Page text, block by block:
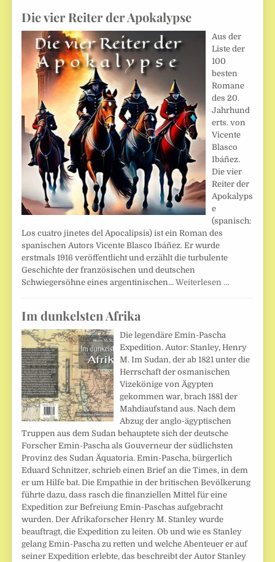
Die vier Reiter der Apokalypse
Aus der
Liste der
100
besten
Romane
des 20.
Jahrhund
erts. von
Vicente
Blasco
Ibáñez.
Die vier
Reiter der
Apokalyps
e
(spanisch:
Los cuatro jinetes del Apocalipsis) ist ein Roman des
spanischen Autors Vicente Blasco Ibáñez. Er wurde
erstmals 1916 veröffentlicht und erzählt die turbulente
Geschichte der französischen und deutschen
Schwiegersöhne eines argentinischen…Weiterlesen …
Im dunkelsten Afrika
Die legendäre Emin-Pascha
Expedition. Autor: Stanley, Henry
M. Im Sudan, der ab 1821 unter die
Herrschaft der osmanischen
Vizekönige von Ägypten
gekommen war, brach 1881 der
Mahdiaufstand aus. Nach dem
Abzug der anglo-ägyptischen
Truppen aus dem Sudan behauptete sich der deutsche
Forscher Emin-Pascha als Gouverneur der südlichsten
Provinz des Sudan Äquatoria. Emin-Pascha, bürgerlich
Eduard Schnitzer, schrieb einen Brief an die Times, in dem
er um Hilfe bat. Die Empathie in der britischen Bevölkerung
führte dazu, dass rasch die finanziellen Mittel für eine
Expedition zur Befreiung Emin-Paschas aufgebracht
wurden. Der Afrikaforscher Henry M. Stanley wurde
beauftragt, die Expedition zu leiten. Ob und wie es Stanley
gelang Emin-Pascha zu retten und welche Abenteuer er auf
seiner Expedition erlebte, das beschreibt der Autor Stanley